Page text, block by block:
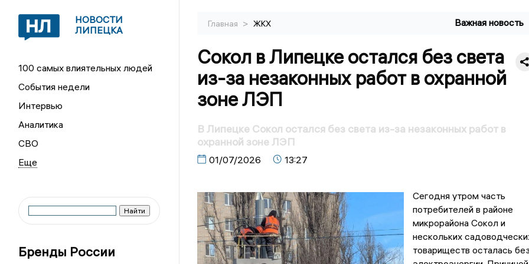
НОВОСТИ
ЛИПЕЦКА
100 самых влиятельных людей
События недели
Интервью
Аналитика
СВО
Бренды России
Главная > ЖКХ Важная новость
Сокол в Липецке остался без света
из-за незаконных работ в охранной
зоне ЛЭП
В Липецке Сокол остался без света из-за незаконных работ в
охранной зоне ЛЭП
01/07/2026 13:27
Сегодня утром часть
потребителей в районе
микрорайона Сокол и
нескольких
товариществ осталась